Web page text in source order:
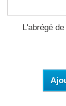
L'abrégé